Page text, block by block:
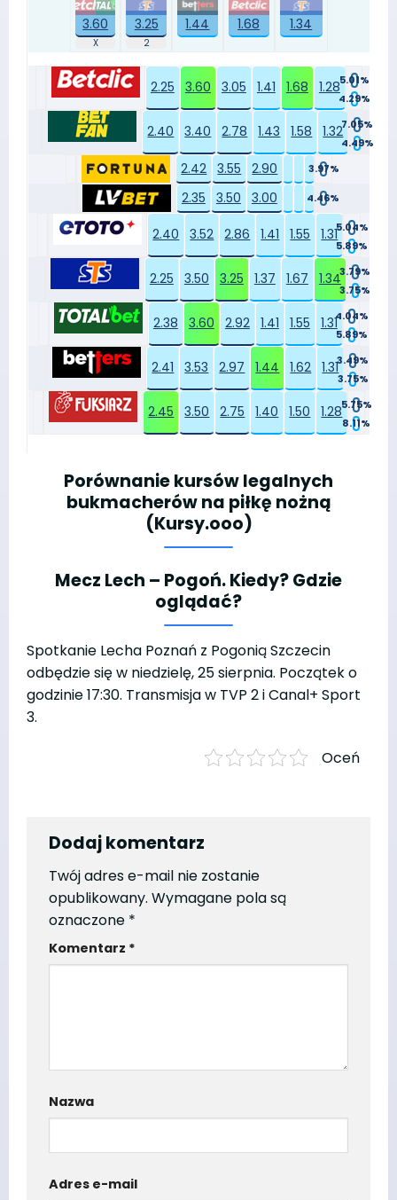
3.60 3.25 1.44 1.68 1.34
2.25 3.60 3.05 1.41 1.68 1.285.01%
4.29%
2.40 3.40 2.78 1.43 1.58 1.327.05%
4.49%
2.42 3.55 2.90 3.97%
2.35 3.50 3.00 4.46%
2.40 3.52 2.86 1.41 1.55 1.315.04%
5.89%
2.25 3.50 3.25 1.37 1.67 1.343.79%
3.75%
2.38 3.60 2.92 1.41 1.55 1.314.04%
5.89%
2.41 3.53 2.97 1.44 1.62 1.313.49%
3.75%
2.45 3.50 2.75 1.40 1.50 1.285.75%
8.11%
Porównanie kursów legalnych
bukmacherów na piłkę nożną
(Kursy.ooo)
Mecz Lech – Pogoń. Kiedy? Gdzie
oglądać?
Spotkanie Lecha Poznań z Pogonią Szczecin
odbędzie się w niedzielę, 25 sierpnia. Początek o
godzinie 17:30. Transmisja w TVP 2 i Canal+ Sport
3.
Oceń
Dodaj komentarz
Twój adres e-mail nie zostanie
opublikowany. Wymagane pola są
oznaczone *
Komentarz *
Nazwa
Adres e-mail